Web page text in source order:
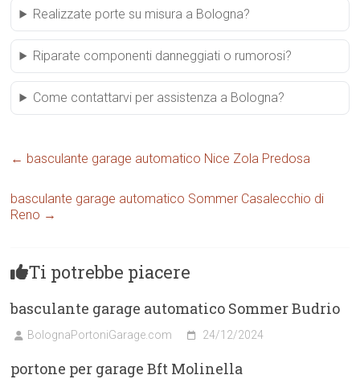
Realizzate porte su misura a Bologna?
Riparate componenti danneggiati o rumorosi?
Come contattarvi per assistenza a Bologna?
← basculante garage automatico Nice Zola Predosa
basculante garage automatico Sommer Casalecchio di
Reno →
Ti potrebbe piacere
basculante garage automatico Sommer Budrio
BolognaPortoniGarage.com 24/12/2024
portone per garage Bft Molinella